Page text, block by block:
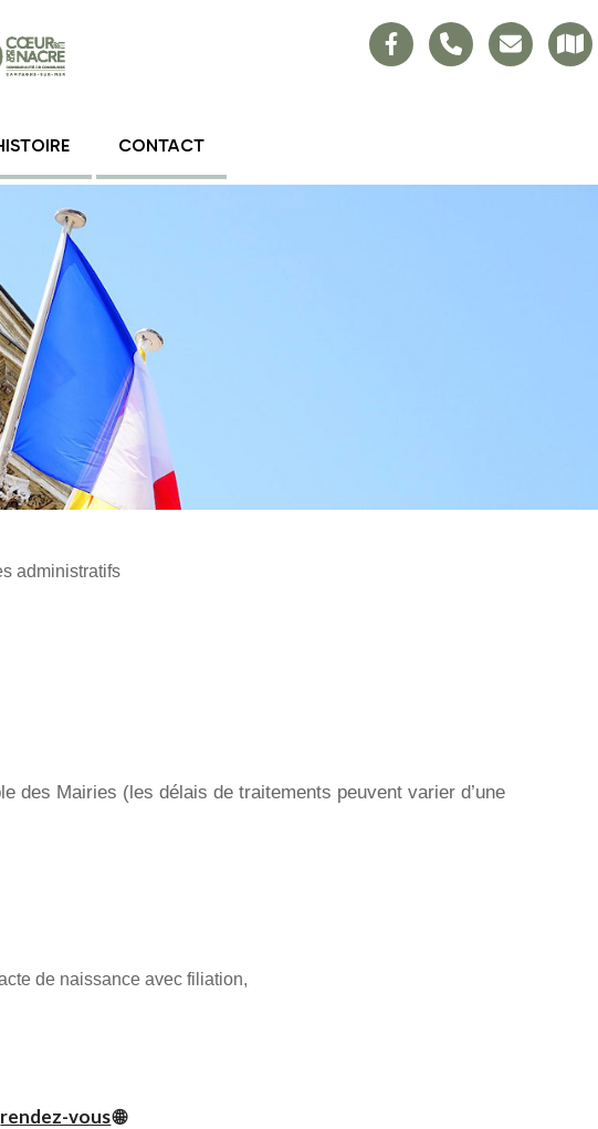
CONTACT
administratifs
des Mairies (les délais de traitements peuvent varier d’une
de naissance avec filiation,
rendez-vous🌐